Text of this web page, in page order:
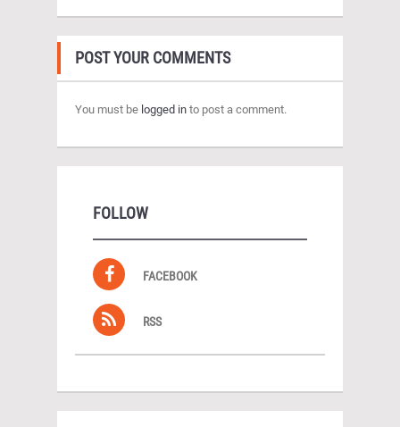
POST YOUR COMMENTS
You must be logged in to post a comment.
FOLLOW
FACEBOOK
RSS